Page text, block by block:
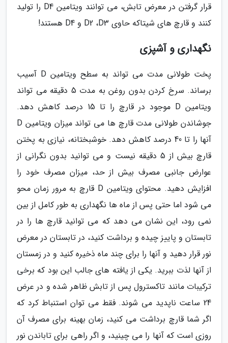
قرار گرفتن در معرض تابش، می توانند ویتامین D4 را تولید
کنند و قارچ های شیتاکه حاوی D2 ،D3 و D4 هستند!
نگهداری و آشپزی
پخت طولانی مدت می تواند به سطح ویتامین D آسیب
برساند. سرخ کردن بدون روغن به مدت 5 دقیقه می تواند
ویتامین D موجود در قارچ را تا 15 درصد کاهش دهد.
جوشاندن طولانی مدت قارچ ها می تواند میزان ویتامین D
آنها را تا 40 درصد کاهش دهد. خوشبختانه، نیازی به پختن
قارچ بیش از 5 دقیقه نیست و می توانید بدون نگرانی از
عوارض جانبی مصرف بیش از حد، میزان مصرف خود را
افزایش دهید. محتوای ویتامین D قارچ به مرور زمان محو
می شود اما حتی پس از ماه ها نگهداری به طور کامل از بین
نمی رود، این نشان می دهد که می توانید قارچ ها را در
تابستان و پاییز چیده و برداشت کنید، در تابستان در معرض
نور قرار دهید و آنها را برای چند ماه ذخیره کنید و در زمستان
از آنها لذت ببرید. یکی از یافته های جالب این بود که برخی
ترکیبات مانند تاکسترول پس از تابش ظاهر شده و در عرض
24 ساعت ناپدید می شوند. فقط می توان استنباط کرد که
اگر شما قارچ برداشت می کنید، زمان بهینه برای مصرف آن
روزی است که آنها را می چینید، و اگر راهی برای تاباندن نور